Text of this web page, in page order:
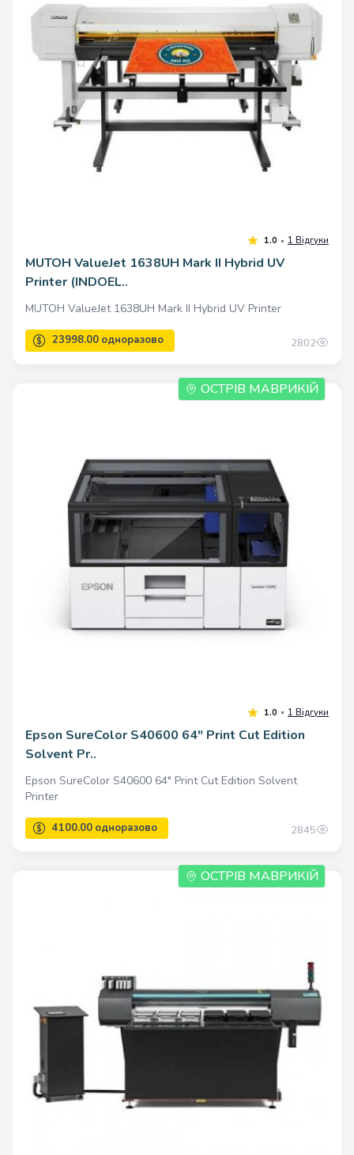
5000.00 одноразово
MUTOH ValueJet 1638UH Mark II Hybrid UV
Printer (INDOEL..
MUTOH ValueJet 1638UH Mark II Hybrid UV Printer
2802
ОСТРІВ МАВРИКІЙ
Epson SureColor S40600 64" Print Cut Edition
Solvent Pr..
Epson SureColor S40600 64" Print Cut Edition Solvent
Printer
2845
ОСТРІВ МАВРИКІЙ